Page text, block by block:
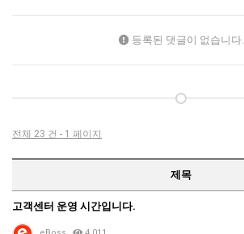
등록된 댓글이 없습니다.
전체 23 건 - 1 페이지
제목
고객센터 운영 시간입니다.